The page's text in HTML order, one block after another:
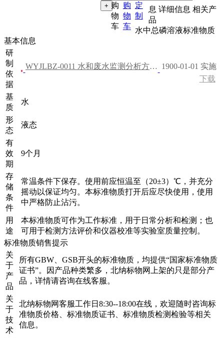
购
物
车
购
物
车
定
制
息 详细信息 相关产
品
水中总磷溶液标准物质
基本信息
研
制
依
据
WYJLBZ-0011 水和废水监测分析方法（第四版）
1900-01-01 实施
下载
基
质
水
形
态
液态
有
效
期
9个月
存
储
条
件
常温条件下保存。使用前应恒温至（20±3）℃，并充分
摇动以保证均匀。本标准物质打开后应尽快使用，使用
中严格防止沾污。
用
途
本标准物质可作为工作标准，用于日常分析和检测；也
可用于检测方法评价和仪器校准等实验室质量控制。
标准物质销售提示
关
于
产
品
所有GBW、GSB开头的标准物质，均提供“国家标准物质
证书”。因产品种类繁多，北纳标物网上架的只是部分产
品，详情请咨询在线客服。
关
于
技
术
北纳标物网客服工作日8:30--18:00在线，欢迎随时咨询标
准物质价格、标准物质证书、标准物质检测检验等相关
信息。